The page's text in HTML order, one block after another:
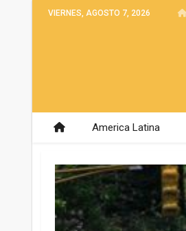
VIERNES, AGOSTO 7, 2026
America Latina